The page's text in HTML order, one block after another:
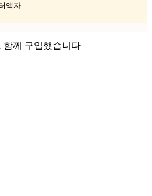
액자
함께 구입했습니다